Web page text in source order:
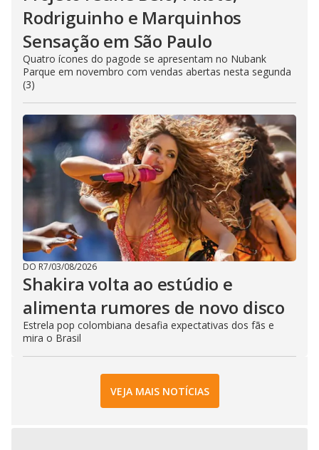
Rodriguinho e Marquinhos
Sensação em São Paulo
Quatro ícones do pagode se apresentam no Nubank
Parque em novembro com vendas abertas nesta segunda
(3)
DO R7/03/08/2026
Shakira volta ao estúdio e
alimenta rumores de novo disco
Estrela pop colombiana desafia expectativas dos fãs e
mira o Brasil
VEJA MAIS NOTÍCIAS